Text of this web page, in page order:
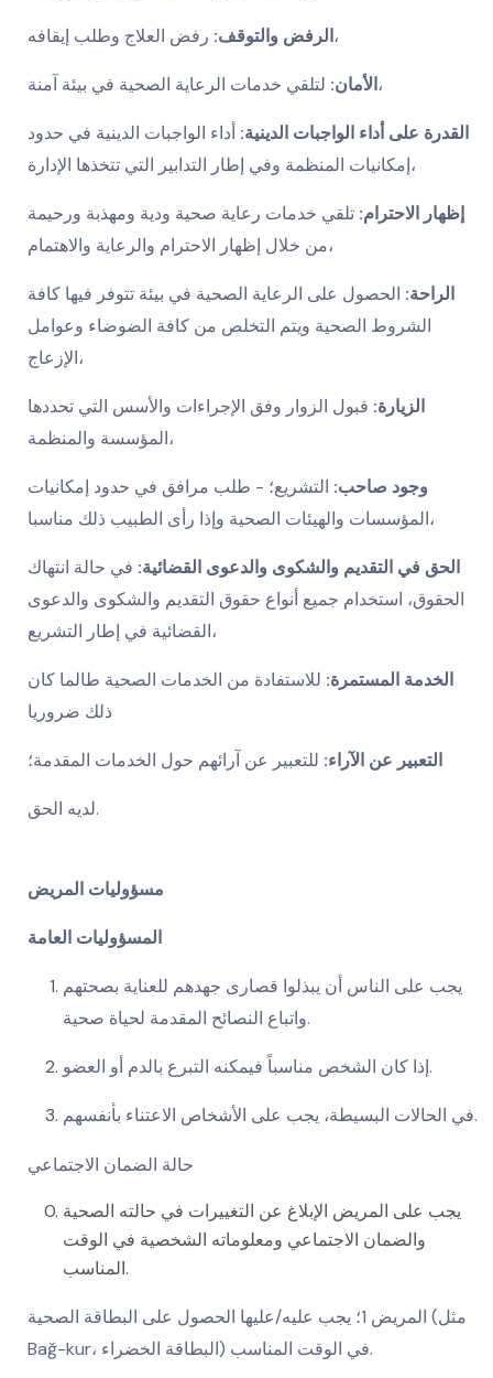
الرفض والتوقف:رفض العلاج وطلب إيقافه،
الأمان:لتلقي خدمات الرعاية الصحية في بيئة آمنة،
القدرة على أداء الواجبات الدينية: أداء الواجبات الدينية في حدود
إمكانيات المنظمة وفي إطار التدابير التي تتخذها الإدارة،
إظهار الاحترام: تلقي خدمات رعاية صحية ودية ومهذبة ورحيمة
من خلال إظهار الاحترام والرعاية والاهتمام،
الراحة: الحصول على الرعاية الصحية في بيئة تتوفر فيها كافة
الشروط الصحية ويتم التخلص من كافة الضوضاء وعوامل
الإزعاج،
الزيارة: قبول الزوار وفق الإجراءات والأسس التي تحددها
المؤسسة والمنظمة،
وجود صاحب: التشريع؛ - طلب مرافق في حدود إمكانيات
المؤسسات والهيئات الصحية وإذا رأى الطبيب ذلك مناسبا،
الحق في التقديم والشكوى والدعوى القضائية: في حالة انتهاك
الحقوق، استخدام جميع أنواع حقوق التقديم والشكوى والدعوى
القضائية في إطار التشريع،
الخدمة المستمرة: للاستفادة من الخدمات الصحية طالما كان
ذلك ضروريا
التعبير عن الآراء: للتعبير عن آرائهم حول الخدمات المقدمة؛
لديه الحق.
مسؤوليات المريض
المسؤوليات العامة
يجب على الناس أن يبذلوا قصارى جهدهم للعناية بصحتهم
واتباع النصائح المقدمة لحياة صحية.
إذا كان الشخص مناسباً فيمكنه التبرع بالدم أو العضو.
في الحالات البسيطة، يجب على الأشخاص الاعتناء بأنفسهم.
حالة الضمان الاجتماعي
يجب على المريض الإبلاغ عن التغييرات في حالته الصحية
والضمان الاجتماعي ومعلوماته الشخصية في الوقت
المناسب.
المريض 1؛ يجب عليه/عليها الحصول على البطاقة الصحية (مثل
Bağ-kur، البطاقة الخضراء) في الوقت المناسب.